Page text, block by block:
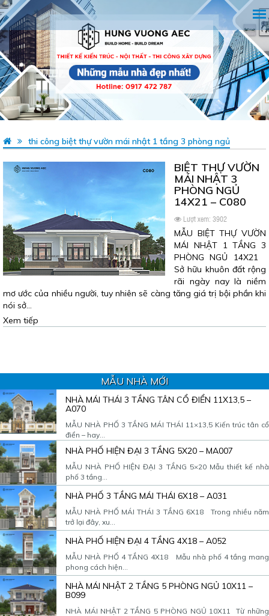
thi công biệt thự vườn mái nhật 1 tầng 3 phòng ngủ
BIỆT THỰ VƯỜN
MÁI NHẬT 3
PHÒNG NGỦ
14X21 – C080
Lượt xem: 3902
MẪU BIỆT THỰ VƯỜN
MÁI NHẬT 1 TẦNG 3
PHÒNG NGỦ 14X21
Sở hữu khuôn đất rộng
rãi ngày nay là niềm
mơ ước của nhiều người, tuy nhiên sẽ càng tăng giá trị bội phần khi
nói sở…
Xem tiếp
MẪU NHÀ MỚI
NHÀ MÁI THÁI 3 TẦNG TÂN CỔ ĐIỂN 11X13,5 –
A070
MẪU NHÀ PHỐ 3 TẦNG MÁI THÁI 11×13,5 Kiến trúc tân cổ
điển – hay...
NHÀ PHỐ HIỆN ĐẠI 3 TẦNG 5X20 – MA007
MẪU NHÀ PHỐ HIỆN ĐẠI 3 TẦNG 5×20 Mẫu thiết kế nhà
phố 3 tầng...
NHÀ PHỐ 3 TẦNG MÁI THÁI 6X18 – A031
MẪU NHÀ PHỐ MÁI THÁI 3 TẦNG 6X18 Trong nhiều năm
trở lại đây, xu...
NHÀ PHỐ HIỆN ĐẠI 4 TẦNG 4X18 – A052
MẪU NHÀ PHỐ 4 TẦNG 4X18 Mẫu nhà phố 4 tầng mang
phong cách hiện...
NHÀ MÁI NHẬT 2 TẦNG 5 PHÒNG NGỦ 10X11 –
B099
NHÀ MÁI NHẬT 2 TẦNG 5 PHÒNG NGỦ 10X11 Từ những